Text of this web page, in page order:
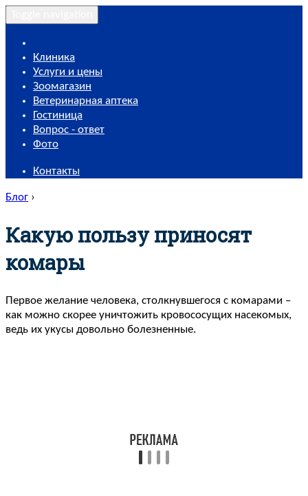
Клиника
Услуги и цены
Зоомагазин
Ветеринарная аптека
Гостиница
Вопрос - ответ
Фото
Контакты
Блог ›
Какую пользу приносят
комары
Первое желание человека, столкнувшегося с комарами –
как можно скорее уничтожить кровососущих насекомых,
ведь их укусы довольно болезненные.